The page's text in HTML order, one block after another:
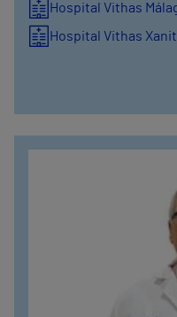
Hospital Vithas
Hospital Vithas